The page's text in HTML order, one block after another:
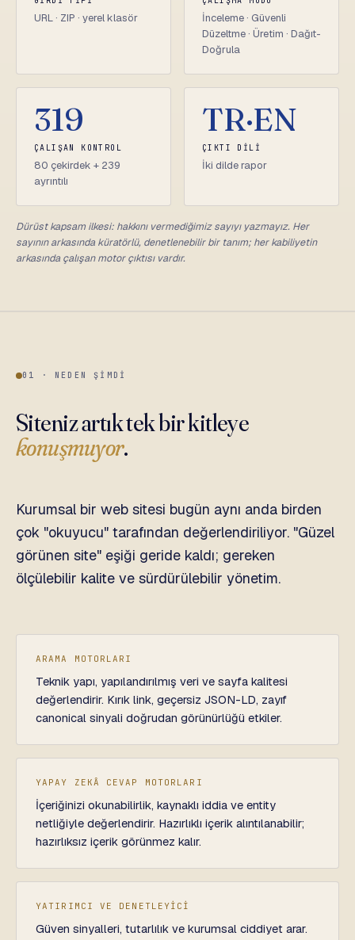
URL · ZIP · yerel klasör
İnceleme · Güvenli
Düzeltme · Üretim · Dağıt-
Doğrula
319
ÇALIŞAN KONTROL
80 çekirdek + 239
ayrıntılı
TR·EN
ÇIKTI DILI
İki dilde rapor
Dürüst kapsam ilkesi: hakkını vermediğimiz sayıyı yazmayız. Her
sayının arkasında küratörlü, denetlenebilir bir tanım; her kabiliyetin
arkasında çalışan motor çıktısı vardır.
01 · NEDEN ŞIMDI
Siteniz artık tek bir kitleye
konuşmuyor.
Kurumsal bir web sitesi bugün aynı anda birden
çok "okuyucu" tarafından değerlendiriliyor. "Güzel
görünen site" eşiği geride kaldı; gereken
ölçülebilir kalite ve sürdürülebilir yönetim.
ARAMA MOTORLARI
Teknik yapı, yapılandırılmış veri ve sayfa kalitesi
değerlendirir. Kırık link, geçersiz JSON-LD, zayıf
canonical sinyali doğrudan görünürlüğü etkiler.
YAPAY ZEKÂ CEVAP MOTORLARI
İçeriğinizi okunabilirlik, kaynaklı iddia ve entity
netliğiyle değerlendirir. Hazırlıklı içerik alıntılanabilir;
hazırlıksız içerik görünmez kalır.
YATIRIMCI VE DENETLEYİCİ
Güven sinyalleri, tutarlılık ve kurumsal ciddiyet arar.